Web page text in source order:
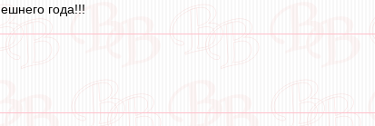
года!!!